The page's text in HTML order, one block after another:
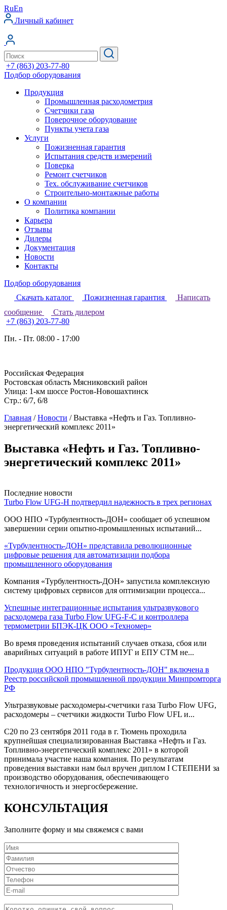
RuEn
Личный кабинет
+7 (863) 203-77-80
Подбор оборудования
Продукция
Промышленная расходометрия
Счетчики газа
Поверочное оборудование
Пункты учета газа
Услуги
Пожизненная гарантия
Испытания средств измерений
Поверка
Ремонт счетчиков
Тех. обслуживание счетчиков
Строительно-монтажные работы
О компании
Политика компании
Карьера
Отзывы
Дилеры
Документация
Новости
Контакты
Подбор оборудования
Скачать каталог
Пожизненная гарантия
Написать
сообщение
Стать дилером
+7 (863) 203-77-80
Пн. - Пт. 08:00 - 17:00
Российская Федерация
Ростовская область Мясниковский район
Улица: 1-км шоссе Ростов-Новошахтинск
Стр.: 6/7, 6/8
Главная /Новости /Выставка «Нефть и Газ. Топливно-
энергетический комплекс 2011»
Выставка «Нефть и Газ. Топливно-
энергетический комплекс 2011»
Последние новости
Turbo Flow UFG-H подтвердил надежность в трех регионах
ООО НПО «Турбулентность-ДОН» сообщает об успешном
завершении серии опытно-промышленных испытаний...
«Турбулентность-ДОН» представила революционные
цифровые решения для автоматизации подбора
промышленного оборудования
Компания «Турбулентность-ДОН» запустила комплексную
систему цифровых сервисов для оптимизации процесса...
Успешные интеграционные испытания ультразвукового
расходомера газа Turbo Flow UFG-F-С и контроллера
термометрии БПЭК-ЦК ООО «Техномер»
Во время проведения испытаний случаев отказа, сбоя или
аварийных ситуаций в работе ИПУГ и ЕПУ СТМ не...
Продукция ООО НПО "Турбулентность-ДОН" включена в
Реестр российской промышленной продукции Минпромторга
РФ
Ультразвуковые расходомеры-счетчики газа Turbo Flow UFG,
расходомеры – счетчики жидкости Turbo Flow UFL и...
C20 по 23 сентября 2011 года в г. Тюмень проходила
крупнейшая специализированная Выставка «Нефть и Газ.
Топливно-энергетический комплекс 2011» в которой
принимала участие наша компания. По результатам
проведения выставки нам был вручен диплом I СТЕПЕНИ за
производство оборудования, обеспечивающего
технологичность и энергосбережение.
КОНСУЛЬТАЦИЯ
Заполните форму и мы свяжемся с вами